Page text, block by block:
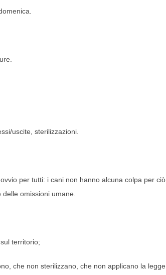
uscite, sterilizzazioni.
per tutti: i cani non hanno alcuna colpa per
omissioni umane.
territorio;
che non sterilizzano, che non applicano la